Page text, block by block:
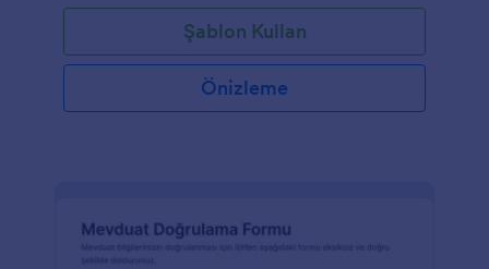
Şablon Kullan
Önizleme